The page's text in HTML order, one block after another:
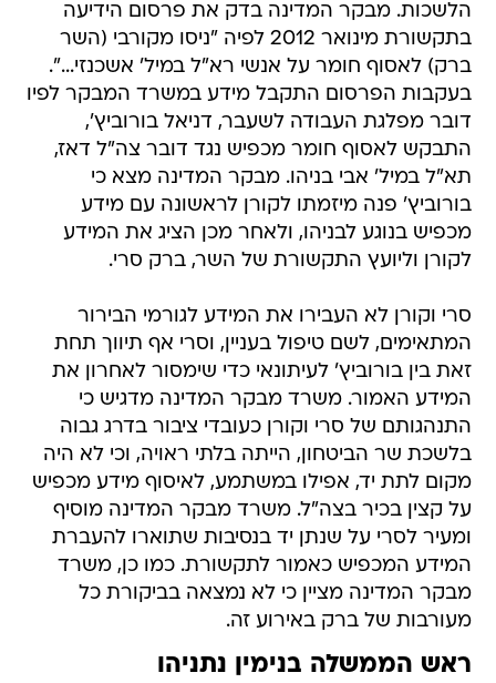
הלשכות. מבקר המדינה בדק את פרסום הידיעה
בתקשורת מינואר 2012 לפיה "ניסו מקורבי (השר
ברק) לאסוף חומר על אנשי רא"ל במיל' אשכנזי...".
בעקבות הפרסום התקבל מידע במשרד המבקר לפיו
דובר מפלגת העבודה לשעבר, דניאל בורוביץ',
התבקש לאסוף חומר מכפיש נגד דובר צה"ל דאז,
תא"ל במיל' אבי בניהו. מבקר המדינה מצא כי
בורוביץ' פנה מיזמתו לקורן לראשונה עם מידע
מכפיש בנוגע לבניהו, ולאחר מכן הציג את המידע
לקורן וליועץ התקשורת של השר, ברק סרי.
סרי וקורן לא העבירו את המידע לגורמי הבירור
המתאימים, לשם טיפול בעניין, וסרי אף תיווך תחת
זאת בין בורוביץ' לעיתונאי כדי שימסור לאחרון את
המידע האמור. משרד מבקר המדינה מדגיש כי
התנהגותם של סרי וקורן כעובדי ציבור בדרג גבוה
בלשכת שר הביטחון, הייתה בלתי ראויה, וכי לא היה
מקום לתת יד, אפילו במשתמע, לאיסוף מידע מכפיש
על קצין בכיר בצה"ל. משרד מבקר המדינה מוסיף
ומעיר לסרי על שנתן יד בנסיבות שתוארו להעברת
המידע המכפיש כאמור לתקשורת. כמו כן, משרד
מבקר המדינה מציין כי לא נמצאה בביקורת כל
מעורבות של ברק באירוע זה.
ראש הממשלה בנימין נתניהו